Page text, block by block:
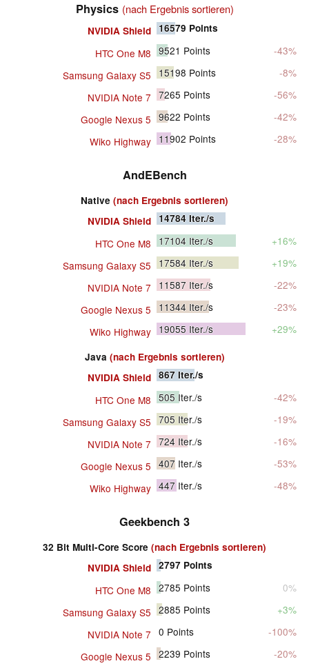
Physics (nach Ergebnis sortieren)
NVIDIA Shield 16579 Points
HTC One M8 9521 Points
-43%
Samsung Galaxy S5
15198 Points
-8%
NVIDIA Note 7 7265 Points
-56%
Google Nexus 5 9622 Points
-42%
Wiko Highway 11902 Points -28%
AndEBench
Native (nach Ergebnis sortieren)
NVIDIA Shield
14784 Iter./s
HTC One M8 17104 Iter./s
+16%
Samsung Galaxy S5
17584 Iter./s
+19%
NVIDIA Note 7
11587 Iter./s
-22%
Google Nexus 5
11344 Iter./s
-23%
Wiko Highway 19055 Iter./s +29%
Java (nach Ergebnis sortieren)
NVIDIA Shield 867 Iter./s
HTC One M8 505 Iter./s
-42%
Samsung Galaxy S5 705 Iter./s
-19%
NVIDIA Note 7 724 Iter./s
-16%
Google Nexus 5 407 Iter./s
-53%
Wiko Highway 447 Iter./s -48%
Geekbench 3
32 Bit Multi-Core Score (nach Ergebnis sortieren)
NVIDIA Shield 2797 Points
HTC One M8 2785 Points
0%
Samsung Galaxy S5 2885 Points
+3%
NVIDIA Note 7 0 Points
-100%
Google Nexus 5 2239 Points
-20%